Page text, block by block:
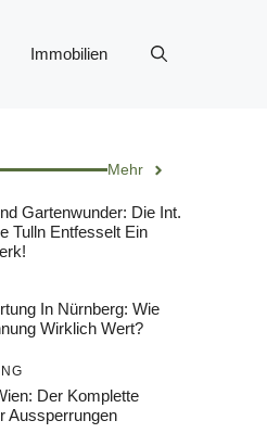
Immobilien
Mehr
Gartenwunder: Die Int.
Tulln Entfesselt Ein
In Nürnberg: Wie
Wirklich Wert?
Der Komplette
Aussperrungen